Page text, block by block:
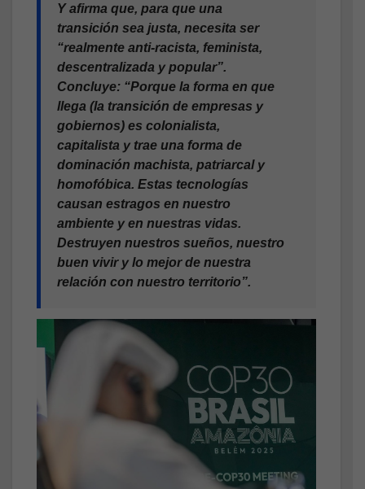
Y afirma que, para que una
transición sea justa, necesita ser
“realmente anti-racista, feminista,
descentralizada y popular”.
Concluye: “Porque la forma en que
llega (la transición de empresas y
gobiernos) es colonialista,
capitalista y trae una forma de
dominación machista, patriarcal y
homofóbica. Estas tecnologías
causan estragos en nuestro
ambiente y en nuestras vidas.
Destruyen nuestros sueños, nuestro
buen vivir y lo mejor de nuestra
relación con nuestro territorio”.